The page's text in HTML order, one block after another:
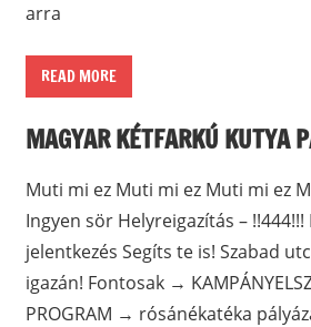
arra
READ MORE
MAGYAR KÉTFARKÚ KUTYA
Muti mi ez Muti mi ez Muti mi ez
Ingyen sör Helyreigazítás – !!444!!!
jelentkezés Segíts te is! Szabad
igazán! Fontosak →
PROGRAM → rósánékatéka